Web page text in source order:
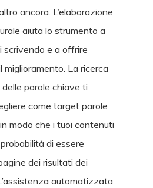
ancora. L’elaborazione
aiuta lo strumento a
scrivendo e a offrire
miglioramento. La ricerca
parole chiave ti
come target parole
modo che i tuoi contenuti
di essere
dei risultati dei
automatizzata